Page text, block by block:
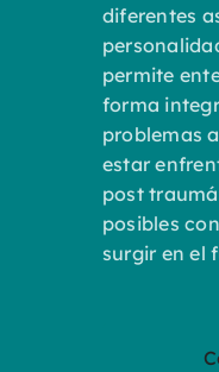
diferentes
permite
forma
problemas
estar
post
posibles
surgir en el